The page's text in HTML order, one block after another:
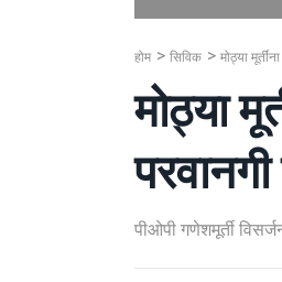
होम सिविक मोठ्या
मोठ्या
पीओपी गणेशमूर्ती